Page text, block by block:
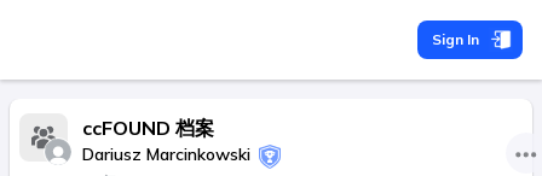
Sign In
ccFOUND 档案
Dariusz Marcinkowski